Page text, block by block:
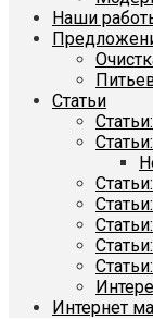
Наши
Статьи
Интернет